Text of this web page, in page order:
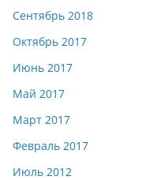
Сентябрь 2018
Октябрь 2017
Июнь 2017
Май 2017
Март 2017
Февраль 2017
Июль 2012